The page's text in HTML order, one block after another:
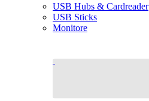
USB Hubs & Cardreader
USB Sticks
Monitore